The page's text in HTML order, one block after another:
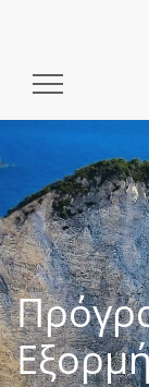
Toggle